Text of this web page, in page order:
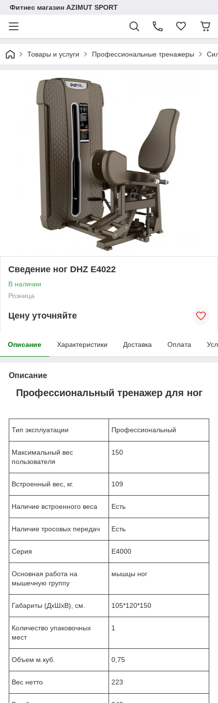
Фитнес магазин AZIMUT SPORT
Товары и услуги Профессиональные тренажеры
Сведение ног DHZ E4022
В наличии
Розница
Цену уточняйте
Описание Характеристики Доставка Оплата
Описание
Профессиональный тренажер для ног
Тип эксплуатации Профессиональный
Максимальный вес
пользователя
150
Встроенный вес, кг. 109
Наличие встроенного веса Есть
Наличие тросовых передач Есть
Серия E4000
Основная работа на
мышечную группу
мышцы ног
Габариты (ДхШхВ), см. 105*120*150
Количество упаковочных
мест
1
Объем м.куб. 0,75
Вес нетто 223